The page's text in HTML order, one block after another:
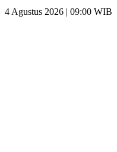
4 Agustus 2026 | 09:00 WIB